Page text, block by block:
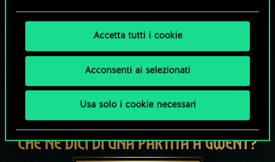
Accetta tutti i cookie
Acconsenti ai selezionati
Usa solo i cookie necessari
CHE NE DICI DI UNA PARTITA A GWENT?